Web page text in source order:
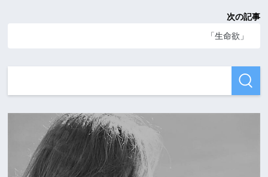
次の記事
「生命欲」